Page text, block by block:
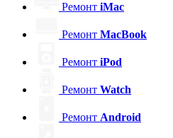
Ремонт iMac
Ремонт MacBook
Ремонт iPod
Ремонт Watch
Ремонт Android